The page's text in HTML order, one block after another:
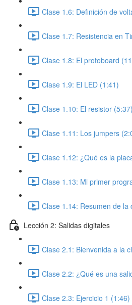
Clase 1.6: Definición de
Clase 1.7: Resistencia en
Clase 1.8: El protoboard
Clase 1.9: El LED (1:41)
Clase 1.10: El resistor (5:37)
Clase 1.11: Los jumpers
Clase 1.12: ¿Qué es la
Clase 1.13: Mi primer
Clase 1.14: Resumen de la
Lección 2: Salidas digitales
Clase 2.1: Bienvenida a la
Clase 2.2: ¿Qué es una
Clase 2.3: Ejercicio 1 (1:46)